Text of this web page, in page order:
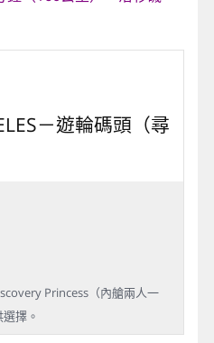
－遊輪碼頭（尋
Princess（內艙兩人一
擇。